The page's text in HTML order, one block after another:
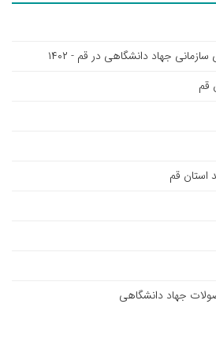
جهاد دانشگاهی در قم - ۱۴۰۲
قم
استان قم
جهاد دانشگاهی